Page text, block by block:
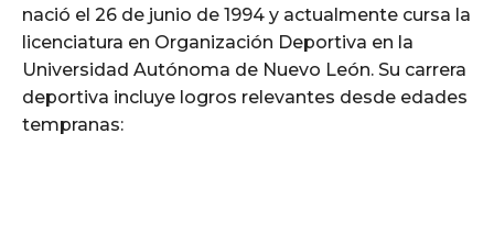
nació el 26 de junio de 1994 y actualmente cursa la
licenciatura en Organización Deportiva en la
Universidad Autónoma de Nuevo León. Su carrera
deportiva incluye logros relevantes desde edades
tempranas: